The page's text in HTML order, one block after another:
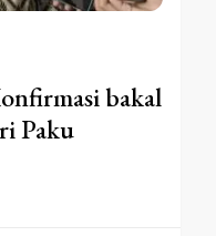
bakal
Paku